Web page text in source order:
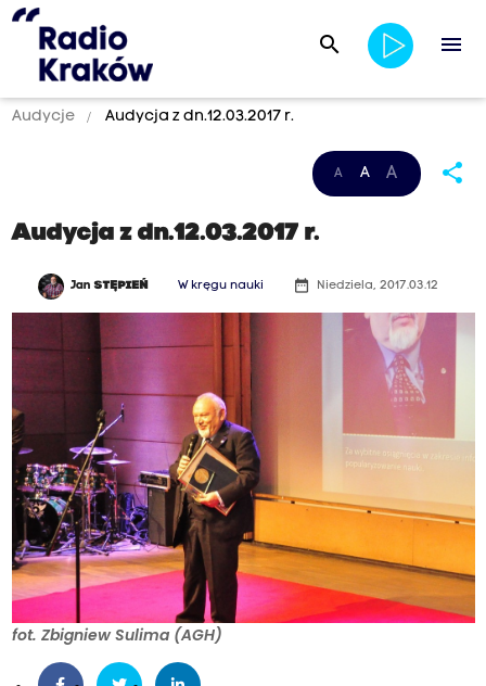
search menu
Audycje Audycja z dn.12.03.2017 r.
A A A share
Audycja z dn.12.03.2017 r.
JanSTĘPIEŃ W kręgu nauki date_range Niedziela, 2017.03.12
fot. Zbigniew Sulima (AGH)